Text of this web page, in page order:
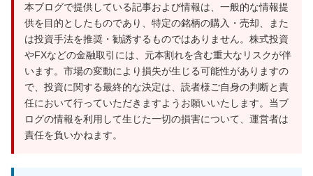
本ブログで提供している記事および情報は、一般的な情報提
供を目的としたものであり、特定の銘柄の購入・売却、また
は投資手法を推奨・勧誘するものではありません。株式投資
やFXなどの金融取引には、元本割れを含む重大なリスクが伴
います。市場の変動により損失が生じる可能性がありますの
で、投資に関する最終的な決定は、読者様ご自身の判断と責
任において行っていただきますようお願いいたします。当ブ
ログの情報を利用して生じた一切の損害について、運営者は
責任を負いかねます。